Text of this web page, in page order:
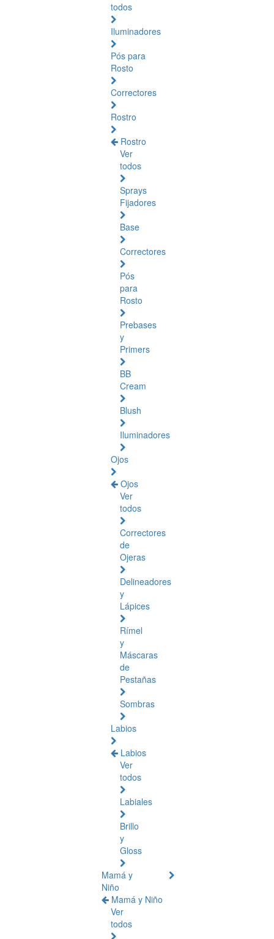
todos
Iluminadores
Pós para
Rosto
Correctores
Rostro
Rostro
Ver
todos
Sprays
Fijadores
Base
Correctores
Pós
para
Rosto
Prebases
y
Primers
BB
Cream
Blush
Iluminadores
Ojos
Ojos
Ver
todos
Correctores
de
Ojeras
Delineadores
y
Lápices
Rímel
y
Máscaras
de
Pestañas
Sombras
Labios
Labios
Ver
todos
Labiales
Brillo
y
Gloss
Mamá y
Niño
Mamá y Niño
Ver
todos